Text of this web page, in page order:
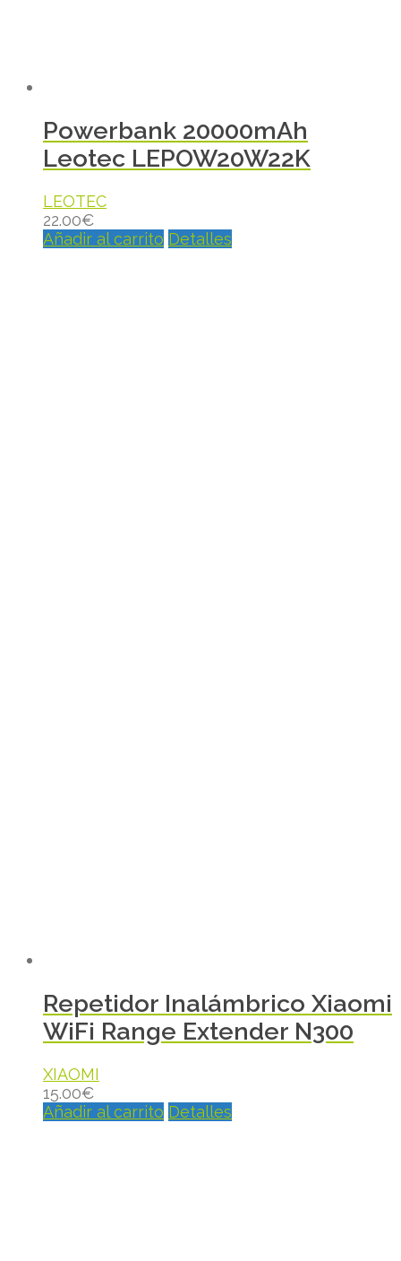
Powerbank 20000mAh
Leotec LEPOW20W22K
LEOTEC
22.00€
Añadir al carrito Detalles
Repetidor Inalámbrico Xiaomi
WiFi Range Extender N300
XIAOMI
15.00€
Añadir al carrito Detalles